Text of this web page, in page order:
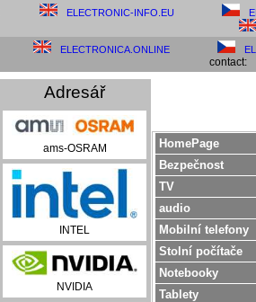
ELECTRONIC-INFO.EU
ELECTRONICA.ONLINE
contact:
Adresář
ams-OSRAM
INTEL
NVIDIA
HomePage
Bezpečnost
TV
audio
Mobilní telefony
Stolní počítače
Notebooky
Tablety